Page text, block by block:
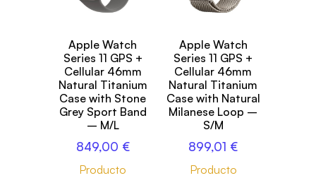
Apple Watch
Series 11 GPS +
Cellular 46mm
Natural Titanium
Case with Stone
Grey Sport Band
– M/L
849,00 €
Producto
Apple Watch
Series 11 GPS +
Cellular 46mm
Natural Titanium
Case with Natural
Milanese Loop –
S/M
899,01 €
Producto